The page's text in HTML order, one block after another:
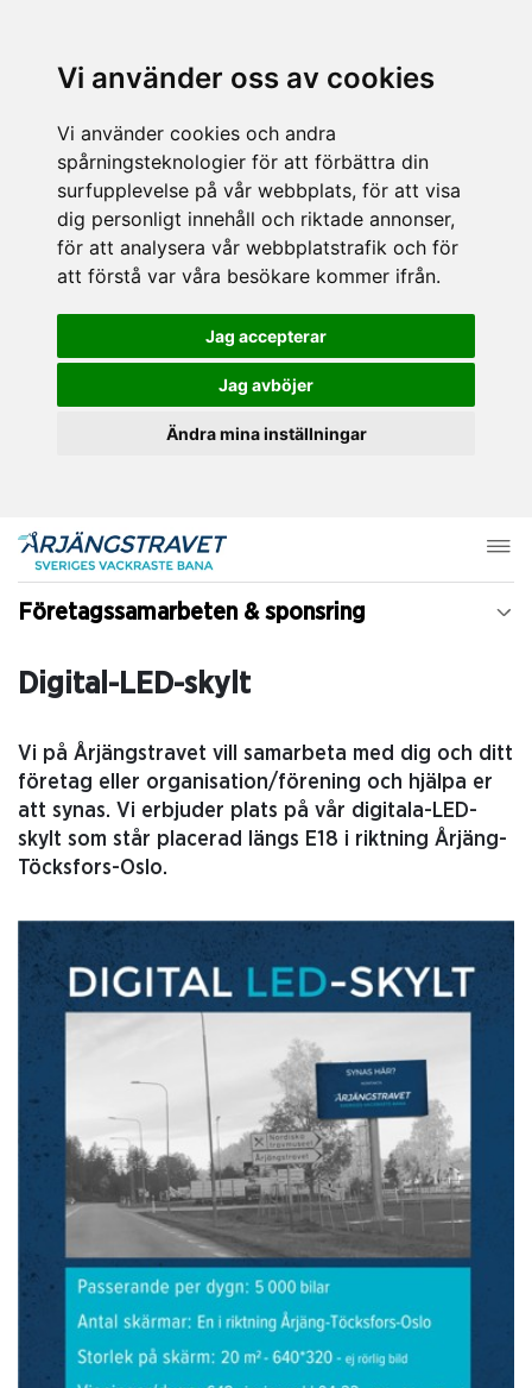
Vi använder oss av cookies
Vi använder cookies och andra
spårningsteknologier för att förbättra din
surfupplevelse på vår webbplats, för att visa
dig personligt innehåll och riktade annonser,
för att analysera vår webbplatstrafik och för
att förstå var våra besökare kommer ifrån.
Jag accepterar
Jag avböjer
Ändra mina inställningar
Företagssamarbeten & sponsring
Digital-LED-skylt
Vi på Årjängstravet vill samarbeta med dig och ditt
företag eller organisation/förening och hjälpa er
att synas. Vi erbjuder plats på vår digitala-LED-
skylt som står placerad längs E18 i riktning Årjäng-
Töcksfors-Oslo.